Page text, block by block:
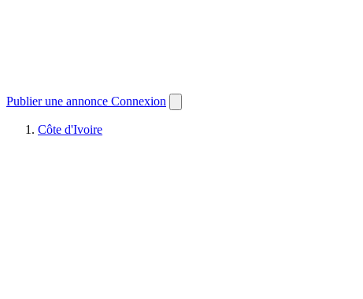
Publier une annonce Connexion
Côte d'Ivoire